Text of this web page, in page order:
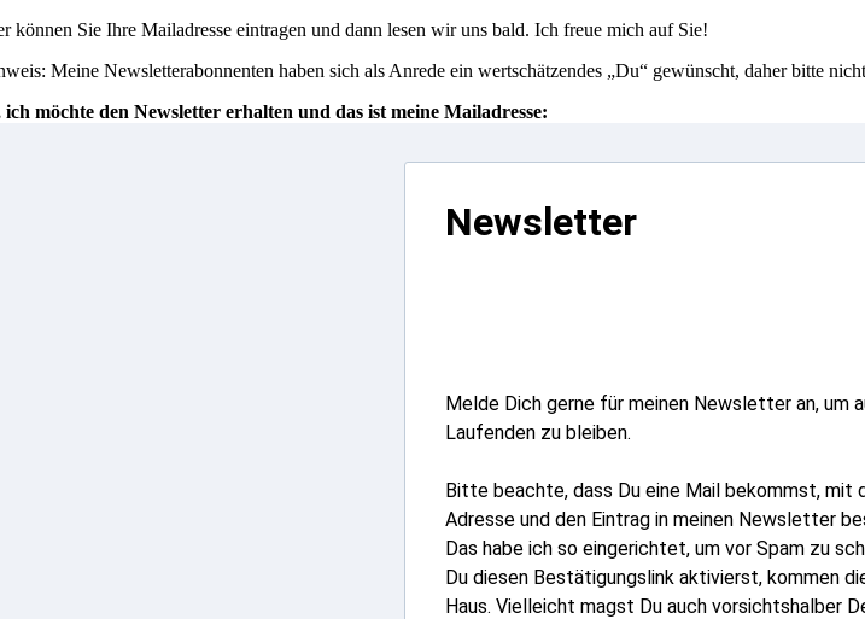
können Sie Ihre Mailadresse eintragen und dann lesen wir uns bald. Ich freue mich auf Sie!
Meine Newsletterabonnenten haben sich als Anrede ein wertschätzendes „Du“ gewünscht, daher bitte
ich möchte den Newsletter erhalten und das ist meine Mailadresse:
Newsletter
Melde Dich gerne für meinen Newsletter an, um
Laufenden zu bleiben.
Bitte beachte, dass Du eine Mail bekommst, mit
Adresse und den Eintrag in meinen Newsletter
Das habe ich so eingerichtet, um vor Spam zu
Du diesen Bestätigungslink aktivierst, kommen
Haus. Vielleicht magst Du auch vorsichtshalber